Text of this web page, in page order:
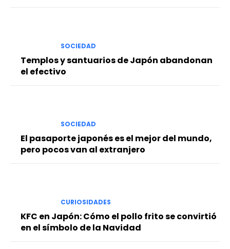
SOCIEDAD
Templos y santuarios de Japón abandonan
el efectivo
SOCIEDAD
El pasaporte japonés es el mejor del mundo,
pero pocos van al extranjero
CURIOSIDADES
KFC en Japón: Cómo el pollo frito se convirtió
en el símbolo de la Navidad